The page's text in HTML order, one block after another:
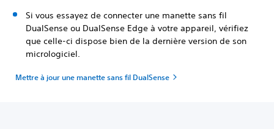
Si vous essayez de connecter une manette sans fil
DualSense ou DualSense Edge à votre appareil, vérifiez
que celle-ci dispose bien de la dernière version de son
micrologiciel.
Mettre à jour une manette sans fil DualSense